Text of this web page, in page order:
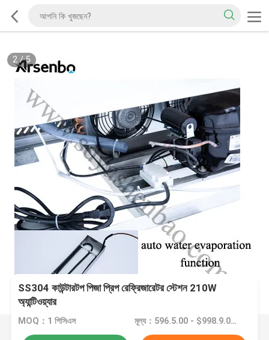
2/5
SS304 কাউন্টারটপ পিজা প্রিপ রেফ্রিজারেটর স্টেশন 210W
অ্যান্টিওয়্যার
MOQ：1 পিসিএস মূল্য：596.5.00 - $998.9.00/Sets